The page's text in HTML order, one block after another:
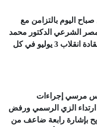
اليوم بالتزامن مع
مصر الشرعي الدكتور محمد
مرسي، والإعلان عن محاكمة شعبية لقادة انقلاب 3 يوليو في كل
مرسي إجراءات
ارتداء الزي الرسمي ورفض
بإشارة رابعة ضاعف من